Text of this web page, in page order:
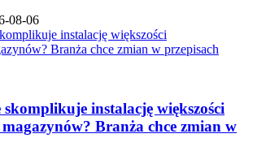
08-06
skomplikuje instalację większości
Branża chce zmian w